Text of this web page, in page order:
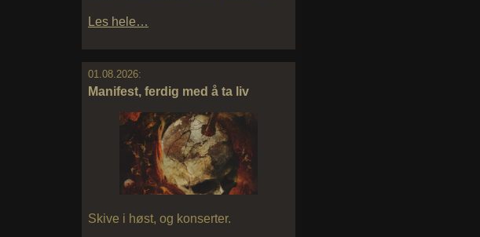
Les hele…
01.08.2026:
Manifest, ferdig med å ta liv
Skive i høst, og konserter.